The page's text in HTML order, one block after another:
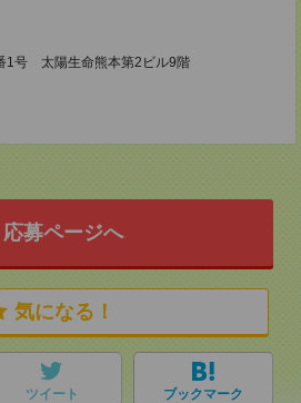
1号 太陽生命熊本第2ビル9階
応募ページへ
気になる！
ツイート ブックマーク